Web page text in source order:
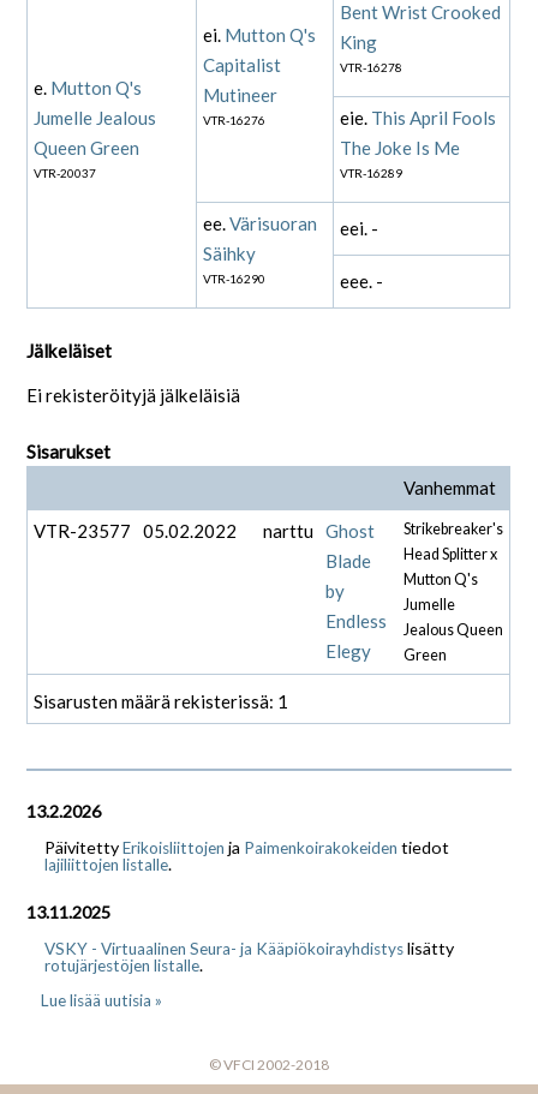
e. Mutton Q's
Jumelle Jealous
Queen Green
VTR-20037
ei. Mutton Q's
Capitalist
Mutineer
VTR-16276
Bent Wrist Crooked
King
VTR-16278
eie. This April Fools
The Joke Is Me
VTR-16289
ee.Värisuoran
Säihky
VTR-16290
eei. -
eee. -
Jälkeläiset
Ei rekisteröityjä jälkeläisiä
Sisarukset
Vanhemmat
VTR-23577
05.02.2022 narttu Ghost
Blade
by
Endless
Elegy
Strikebreaker's
Head Splitter x
Mutton Q's
Jumelle
Jealous Queen
Green
Sisarusten määrä rekisterissä: 1
13.2.2026
PäivitettyErikoisliittojen ja Paimenkoirakokeiden tiedot
lajiliittojen listalle.
13.11.2025
VSKY - Virtuaalinen Seura- ja Kääpiökoirayhdistyslisätty
rotujärjestöjen listalle.
Lue lisää uutisia »
© VFCI 2002-2018